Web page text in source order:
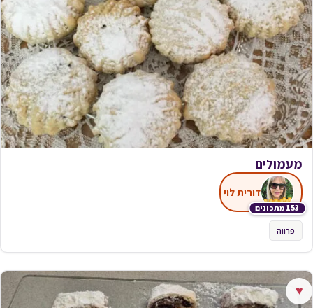
מעמולים
153 מתכונים
דורית לוי
פרווה
♥